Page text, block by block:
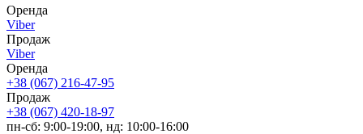
Оренда
Viber
Продаж
Viber
Оренда
+38 (067) 216-47-95
Продаж
+38 (067) 420-18-97
пн-сб: 9:00-19:00, нд: 10:00-16:00